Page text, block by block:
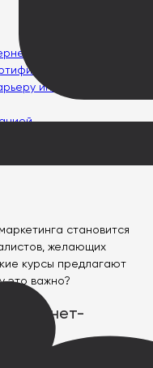
маркетинге
интернет-
становится
желающих
курсы предлагают
это важно?